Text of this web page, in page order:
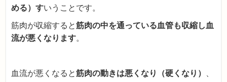
める）すいうことです。
筋肉が収縮すると筋肉の中を通っている血管も収縮し血
流が悪くなります。
血流が悪くなると筋肉の動きは悪くなり（硬くなり）